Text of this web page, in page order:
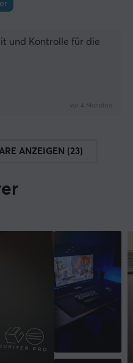
und Kontrolle für die
vor 4 Monaten
ANZEIGEN (23)